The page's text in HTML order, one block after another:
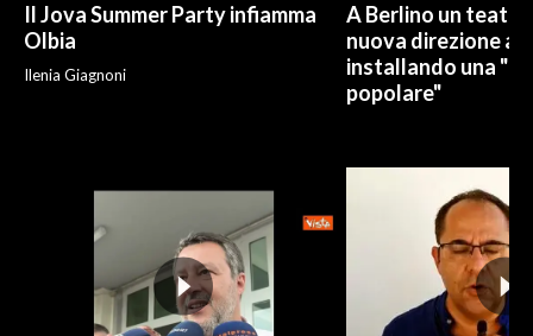
Il Jova Summer Party infiamma
Olbia
Ilenia Giagnoni
A Berlino un
nuova direzione
installando una
popolare"